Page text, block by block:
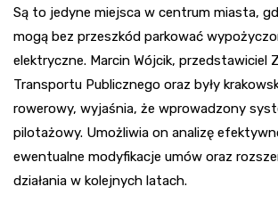
Są to jedyne miejsca w centrum miasta,
mogą bez przeszkód parkować
elektryczne. Marcin Wójcik, przedstawiciel
Transportu Publicznego oraz były
rowerowy, wyjaśnia, że wprowadzony
pilotażowy. Umożliwia on analizę
ewentualne modyfikacje umów oraz
działania w kolejnych latach.